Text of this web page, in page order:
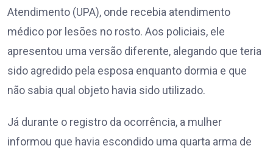
Atendimento (UPA), onde recebia atendimento
médico por lesões no rosto. Aos policiais, ele
apresentou uma versão diferente, alegando que teria
sido agredido pela esposa enquanto dormia e que
não sabia qual objeto havia sido utilizado.
Já durante o registro da ocorrência, a mulher
informou que havia escondido uma quarta arma de